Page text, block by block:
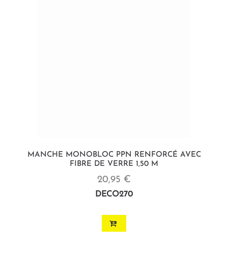
MANCHE MONOBLOC PPN RENFORCÉ AVEC
FIBRE DE VERRE 1,50 M
20,95 €
DECO270